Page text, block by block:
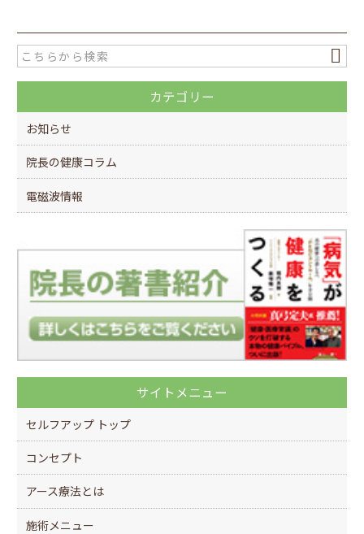
e
b
o
o
k
er
カテゴリー
お知らせ
院長の健康コラム
電磁波情報
サイトメニュー
セルフアップ トップ
コンセプト
アース療法とは
施術メニュー